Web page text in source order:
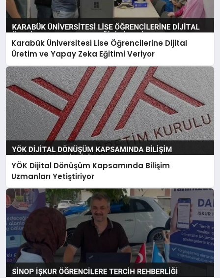
Karabük Üniversitesi Lise Öğrencilerine Dijital
Üretim ve Yapay Zeka Eğitimi Veriyor
YÖK Dijital Dönüşüm Kapsamında Bilişim
Uzmanları Yetiştiriyor